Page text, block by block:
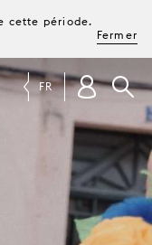
cette période.
Fermer
FR